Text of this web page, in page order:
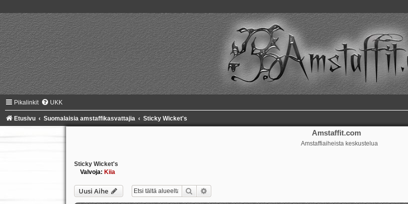
Pikalinkit UKK
Etusivu Suomalaisia amstaffikasvattajia Sticky Wicket's
Amstaffit.com
Amstaffiaiheista keskustelua
Sticky Wicket's
Valvoja: Kiia
Uusi Aihe Etsi